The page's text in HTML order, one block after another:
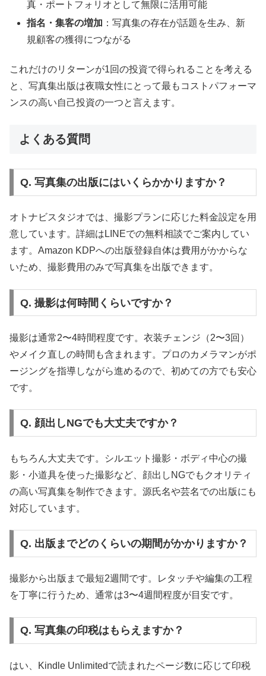
真・ポートフォリオとして無限に活用可能
指名・集客の増加 ：写真集の存在が話題を生み、新
規顧客の獲得につながる
これだけのリターンが1回の投資で得られることを考える
と、写真集出版は夜職女性にとって最もコストパフォーマ
ンスの高い自己投資の一つと言えます。
よくある質問
Q. 写真集の出版にはいくらかかりますか？
オトナビスタジオでは、撮影プランに応じた料金設定を用
意しています。詳細はLINEでの無料相談でご案内してい
ます。Amazon KDPへの出版登録自体は費用がかからな
いため、撮影費用のみで写真集を出版できます。
Q. 撮影は何時間くらいですか？
撮影は通常2〜4時間程度です。衣装チェンジ（2〜3回）
やメイク直しの時間も含まれます。プロのカメラマンがポ
ージングを指導しながら進めるので、初めての方でも安心
です。
Q. 顔出しNGでも大丈夫ですか？
もちろん大丈夫です。シルエット撮影・ボディ中心の撮
影・小道具を使った撮影など、顔出しNGでもクオリティ
の高い写真集を制作できます。源氏名や芸名での出版にも
対応しています。
Q. 出版までどのくらいの期間がかかりますか？
撮影から出版まで最短2週間です。レタッチや編集の工程
を丁寧に行うため、通常は3〜4週間程度が目安です。
Q. 写真集の印税はもらえますか？
はい、Kindle Unlimitedで読まれたページ数に応じて印税